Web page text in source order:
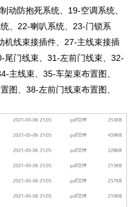
动防抱死系统、19-空调系统、
、22-喇叭系统、23-门锁系
机线束接插件、27-主线束接插
尾门线束、31-左前门线束、32-
主线束、35-车架束布置图、
图、38-左前门线束布置图、